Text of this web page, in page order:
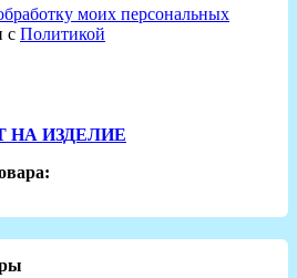
моих персональных
с Политикой
НА ИЗДЕЛИЕ